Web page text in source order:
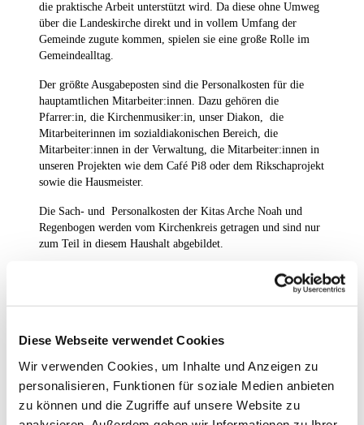
Diese Webseite verwendet Cookies
Wir verwenden Cookies, um Inhalte und Anzeigen zu
personalisieren, Funktionen für soziale Medien anbieten
zu können und die Zugriffe auf unsere Website zu
die praktische Arbeit unterstützt wird. Da diese ohne Umweg
über die Landeskirche direkt und in vollem Umfang der
Gemeinde zugute kommen, spielen sie eine große Rolle im
Gemeindealltag.
Der größte Ausgabeposten sind die Personalkosten für die
hauptamtlichen Mitarbeiter:innen. Dazu gehören die
Pfarrer:in, die Kirchenmusiker:in, unser Diakon, die
Mitarbeiterinnen im sozialdiakonischen Bereich, die
Mitarbeiter:innen in der Verwaltung, die Mitarbeiter:innen in
unseren Projekten wie dem Café Pi8 oder dem Rikschaprojekt
sowie die Hausmeister.
Die Sach- und Personalkosten der Kitas Arche Noah und
Regenbogen werden vom Kirchenkreis getragen und sind nur
zum Teil in diesem Haushalt abgebildet.
Ein weiterer großer Ausgabenposten ist die Unterhaltung
Gemeinwesenzentrum in der Obstallee nebst Kita und
Zuversichtsensemble am Brunsbütteler Damm sowie die
das Waldhaus am Döberitzer Weg 60. Für diese Gebäude
fallen Betriebskosten an, Instandhaltungskosten sowie
Finanzierungskosten für Investitionen, die getätigt wurden.
Für die Gebäude müssen auch Rücklagen in Höhe der